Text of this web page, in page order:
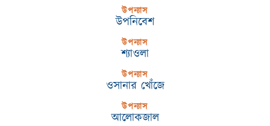
উপন্যাস
উপনিবেশ
উপন্যাস
শ্যাওলা
উপন্যাস
ওসানার খোঁজে
উপন্যাস
আলোকজাল